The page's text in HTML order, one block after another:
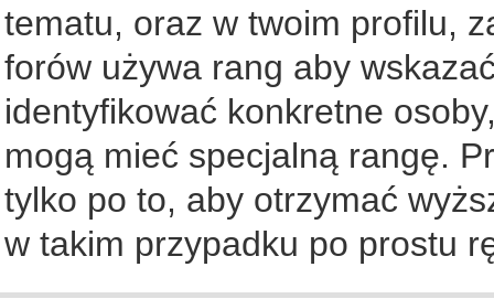
tematu, oraz w twoim profilu,
forów używa rang aby
identyfikować konkretne
mogą mieć specjalną rangę.
tylko po to, aby otrzymać
w takim przypadku po prostu